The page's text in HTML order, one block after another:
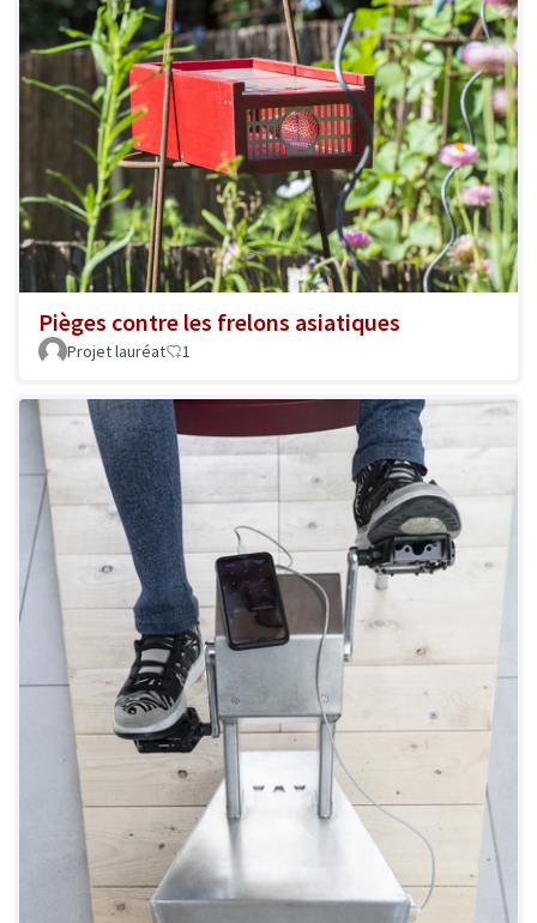
Pièges contre les frelons asiatiques
Projet lauréat 1